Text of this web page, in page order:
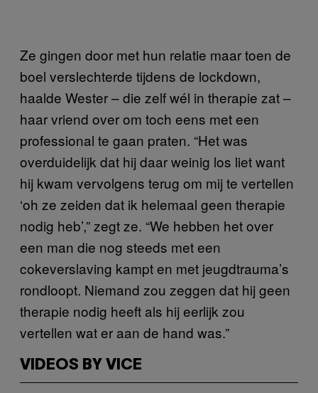
Ze gingen door met hun relatie maar toen de
boel verslechterde tijdens de lockdown,
haalde Wester – die zelf wél in therapie zat –
haar vriend over om toch eens met een
professional te gaan praten. “Het was
overduidelijk dat hij daar weinig los liet want
hij kwam vervolgens terug om mij te vertellen
‘oh ze zeiden dat ik helemaal geen therapie
nodig heb’,” zegt ze. “We hebben het over
een man die nog steeds met een
cokeverslaving kampt en met jeugdtrauma’s
rondloopt. Niemand zou zeggen dat hij geen
therapie nodig heeft als hij eerlijk zou
vertellen wat er aan de hand was.”
VIDEOS BY VICE